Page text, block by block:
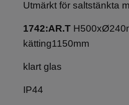
Utmärkt för saltstänkta
1742:AR.T
kätting1150mm
klart glas
IP44